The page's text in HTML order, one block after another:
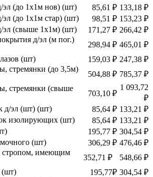
эл (до 1х1м нов) (шт)
85,61 ₽ 133,18 ₽
(до 1х1м стар) (шт)
98,51 ₽ 153,23 ₽
эл (свыше 1х1м) (шт)
171,27 ₽ 266,42 ₽
д/эл (м пог.)
298,94 ₽ 465,01 ₽
(шт)
159,03 ₽ 247,38 ₽
стремянки (до 3,5м)
504,88 ₽ 785,37 ₽
стремянки (свыше
703,10 ₽
1 093,72
₽
д/эл (шт) (шт)
85,64 ₽ 133,21 ₽
изолирующих (шт)
85,64 ₽ 133,21 ₽
195,77 ₽ 304,54 ₽
(шт)
306,29 ₽ 476,46 ₽
стропом, имеющим
352,71 ₽
548,66 ₽
(шт)
195,77₽ 304,54 ₽